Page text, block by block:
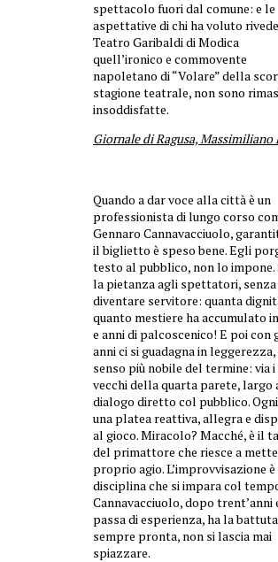
spettacolo fuori dal comune: e le
aspettative di chi ha voluto
Teatro Garibaldi di Modica
quell’ironico e commovente
napoletano di “Volare” della
stagione teatrale, non sono
insoddisfatte.
Giornale di Ragusa, Massimiliano
Quando a dar voce alla città è un
professionista di lungo corso
Gennaro Cannavacciuolo,
il biglietto è speso bene. Egli
testo al pubblico, non lo impone.
la pietanza agli spettatori, senza
diventare servitore: quanta
quanto mestiere ha accumulato
e anni di palcoscenico! E poi con
anni ci si guadagna in leggerezza,
senso più nobile del termine: via
vecchi della quarta parete, largo
dialogo diretto col pubblico.
una platea reattiva, allegra e
al gioco. Miracolo? Macché, è il
del primattore che riesce a
proprio agio. L’improvvisazione è
disciplina che si impara col
Cannavacciuolo, dopo trent’anni
passa di esperienza, ha la battuta
sempre pronta, non si lascia mai
spiazzare.